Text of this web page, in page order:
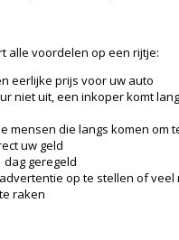
alle voordelen op een rijtje:
eerlijke prijs voor uw auto
niet uit, een inkoper komt
mensen die langs komen om
uw geld
dag geregeld
op te stellen of veel
raken